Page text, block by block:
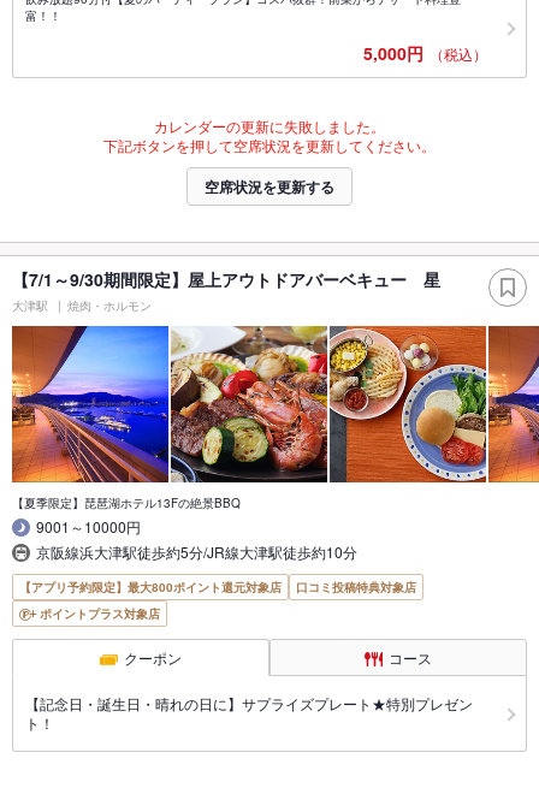
富！！
5,000円 （税込）
カレンダーの更新に失敗しました。
下記ボタンを押して空席状況を更新してください。
空席状況を更新する
【7/1～9/30期間限定】屋上アウトドアバーベキュー 星
大津駅 焼肉・ホルモン
【夏季限定】琵琶湖ホテル13Fの絶景BBQ
9001～10000円
京阪線浜大津駅徒歩約5分/JR線大津駅徒歩約10分
【アプリ予約限定】最大800ポイント還元対象店
口コミ投稿特典対象店
ポイントプラス対象店
クーポン コース
【記念日・誕生日・晴れの日に】サプライズプレート★特別プレゼン
ト！